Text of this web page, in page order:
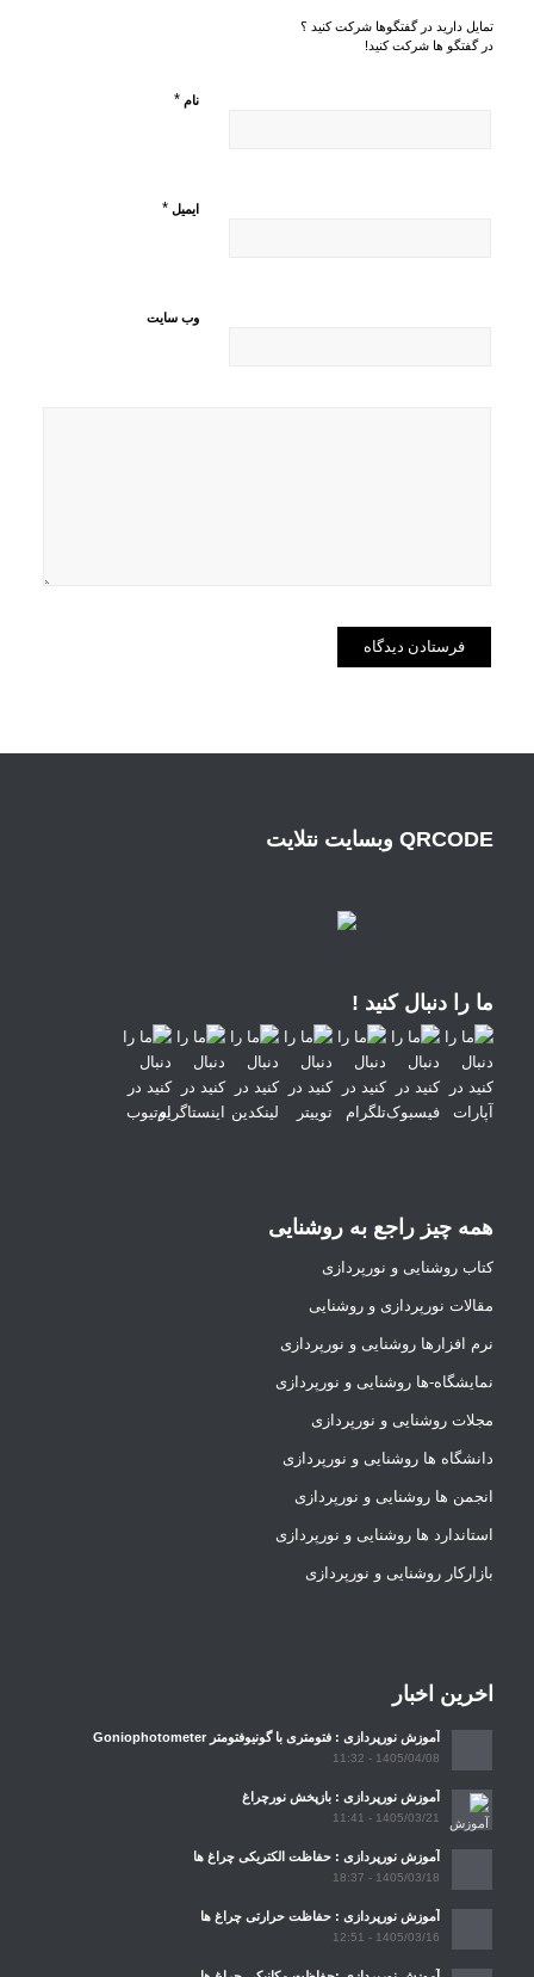
تمایل دارید در گفتگوها شرکت کنید ؟
در گفتگو ها شرکت کنید!
نام *
ایمیل *
وب‌ سایت
QRCODE وبسایت نتلایت
ما را دنبال کنید !
همه چیز راجع به روشنایی
کتاب روشنایی و نورپردازی
مقالات نورپردازی و روشنایی
نرم افزارها روشنایی و نورپردازی
نمایشگاه-ها روشنایی و نورپردازی
مجلات روشنایی و نورپردازی
دانشگاه ها روشنایی و نورپردازی
انجمن ها روشنایی و نورپردازی
استاندارد ها روشنایی و نورپردازی
بازارکار روشنایی و نورپردازی
اخرین اخبار
آموزش نورپردازی : فتومتری با گونیوفتومتر Goniophotometer
1405/04/08 - 11:32
آموزش نورپردازی : بازپخش نورچراغ
1405/03/21 - 11:41
آموزش نورپردازی : حفاظت الکتریکی چراغ ها
1405/03/18 - 18:37
آموزش نورپردازی : حفاظت حرارتی چراغ ها
1405/03/16 - 12:51